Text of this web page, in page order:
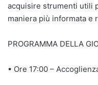
acquisire strumenti utili
maniera più informata e
PROGRAMMA DELLA
• Ore 17:00 –